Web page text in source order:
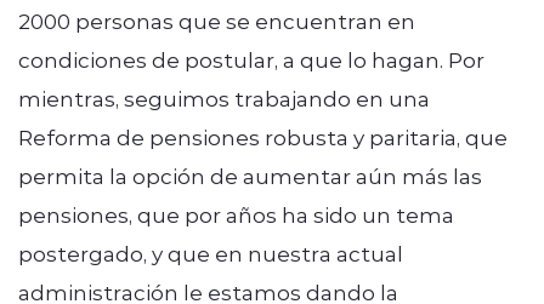
2000 personas que se encuentran en
condiciones de postular, a que lo hagan. Por
mientras, seguimos trabajando en una
Reforma de pensiones robusta y paritaria, que
permita la opción de aumentar aún más las
pensiones, que por años ha sido un tema
postergado, y que en nuestra actual
administración le estamos dando la